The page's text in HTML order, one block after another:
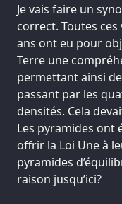
Je vais faire un
correct. Toutes
ans ont eu pour
Terre une
permettant ainsi
passant par les
densités. Cela
Les pyramides ont
offrir la Loi Une à
pyramides
raison jusqu’ici?